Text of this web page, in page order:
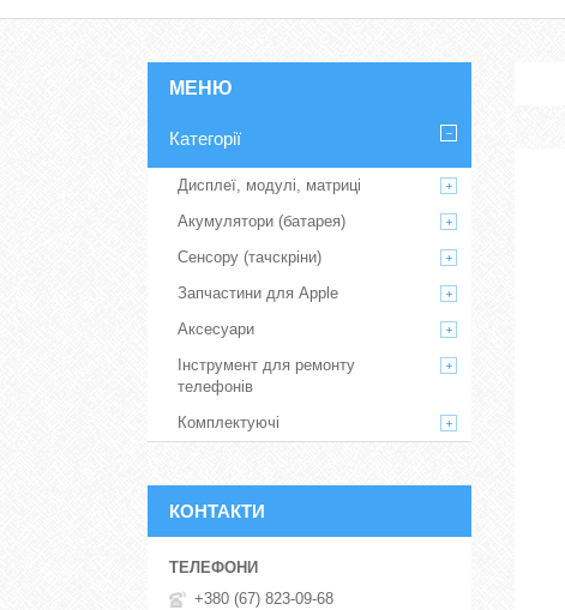
Категорії
Дисплеї, модулі, матриці
Акумулятори (батарея)
Сенсору (тачскріни)
Запчастини для Apple
Аксесуари
Інструмент для ремонту
телефонів
Комплектуючі
КОНТАКТИ
+380 (67) 823-09-68